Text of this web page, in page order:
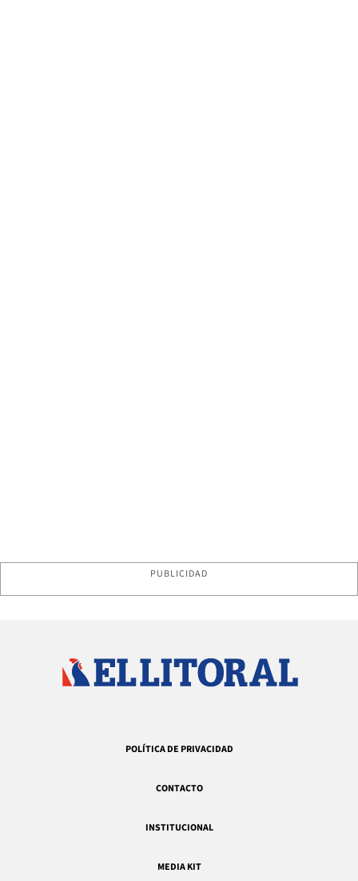
PUBLICIDAD
POLÍTICA DE PRIVACIDAD
CONTACTO
INSTITUCIONAL
MEDIA KIT